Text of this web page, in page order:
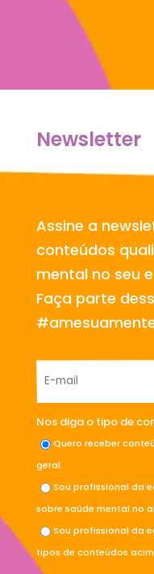
Newsletter
Assine a
conteúdos
mental no seu
Faça parte
Nos diga o tipo de
Quero receber
geral.
Sou profissional da
sobre saúde mental no
Sou profissional da
tipos de conteúdos